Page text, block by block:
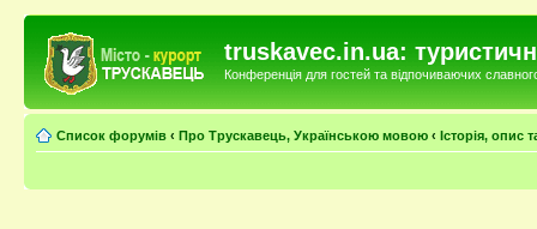
truskavec.in.ua:
Конференція для гостей та відпочиваючих
Список форумів ‹ Про Трускавець, Українською мовою ‹ Історія, опис